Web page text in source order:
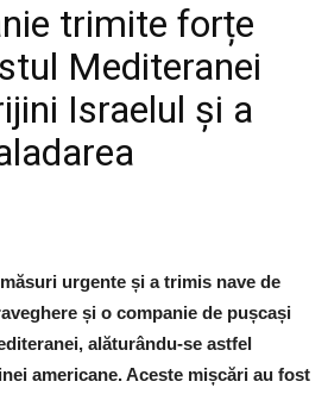
trimite forțe
Mediteranei
Israelul și a
urgente și a trimis nave de
și o companie de pușcași
alăturându-se astfel
americane. Aceste mișcări au fost